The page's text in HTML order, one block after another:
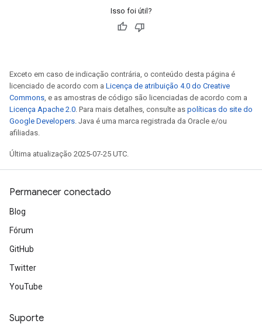
Isso foi útil?
Exceto em caso de indicação contrária, o conteúdo desta página é
licenciado de acordo com a Licença de atribuição 4.0 do Creative
Commons, e as amostras de código são licenciadas de acordo com a
Licença Apache 2.0. Para mais detalhes, consulte as políticas do site do
Google Developers. Java é uma marca registrada da Oracle e/ou
afiliadas.
Última atualização 2025-07-25 UTC.
Permanecer conectado
Blog
Fórum
GitHub
Twitter
YouTube
Suporte